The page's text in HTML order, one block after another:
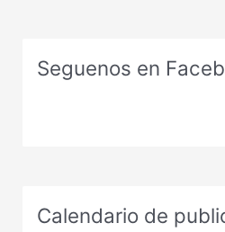
Seguenos en
Calendario de